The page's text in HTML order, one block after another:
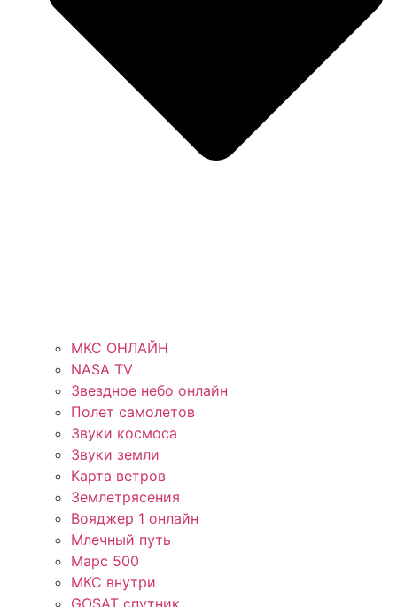
МКС ОНЛАЙН
NASA TV
Звездное небо онлайн
Полет самолетов
Звуки космоса
Звуки земли
Карта ветров
Землетрясения
Вояджер 1 онлайн
Млечный путь
Марс 500
МКС внутри
GOSAT спутник